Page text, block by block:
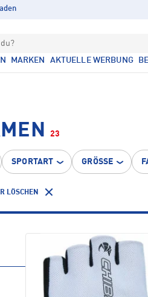
MARKEN AKTUELLE WERBUNG
23
SPORTART GRÖSSE
LÖSCHEN